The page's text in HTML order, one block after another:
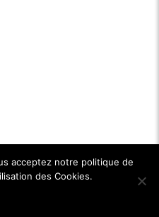
acceptez notre politique de
des Cookies.